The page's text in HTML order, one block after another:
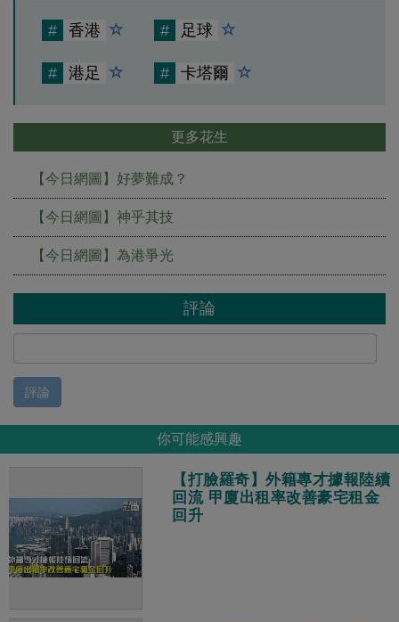
# 香港 # 足球
# 港足 # 卡塔爾
更多花生
【今日網圖】好夢難成？
【今日網圖】神乎其技
【今日網圖】為港爭光
評論
評論
你可能感興趣
【打臉羅奇】外籍專才據報陸續
回流 甲廈出租率改善豪宅租金
回升